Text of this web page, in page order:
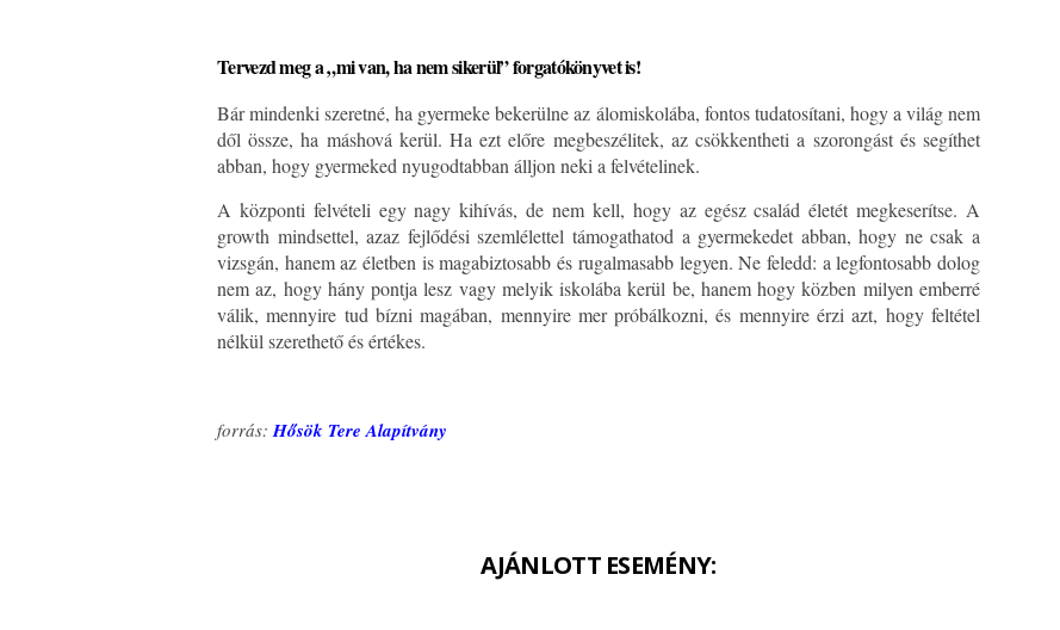
Tervezd meg a „mi van, ha nem sikerül” forgatókönyvet is!
Bár mindenki szeretné, ha gyermeke bekerülne az álomiskolába, fontos tudatosítani, hogy a világ nem
dől össze, ha máshová kerül. Ha ezt előre megbeszélitek, az csökkentheti a szorongást és segíthet
abban, hogy gyermeked nyugodtabban álljon neki a felvételinek.
A központi felvételi egy nagy kihívás, de nem kell, hogy az egész család életét megkeserítse. A
growth mindsettel, azaz fejlődési szemlélettel támogathatod a gyermekedet abban, hogy ne csak a
vizsgán, hanem az életben is magabiztosabb és rugalmasabb legyen. Ne feledd: a legfontosabb dolog
nem az, hogy hány pontja lesz vagy melyik iskolába kerül be, hanem hogy közben milyen emberré
válik, mennyire tud bízni magában, mennyire mer próbálkozni, és mennyire érzi azt, hogy feltétel
nélkül szerethető és értékes.
forrás: Hősök Tere Alapítvány
AJÁNLOTT ESEMÉNY: